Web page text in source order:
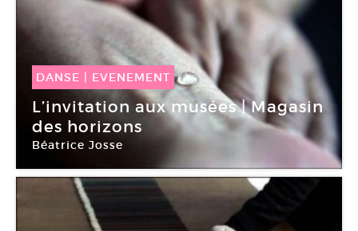
DANSE EVENEMENT
24 Nov -25 Nov 2018
L’invitation aux musées | Magasin
des horizons
Béatrice Josse